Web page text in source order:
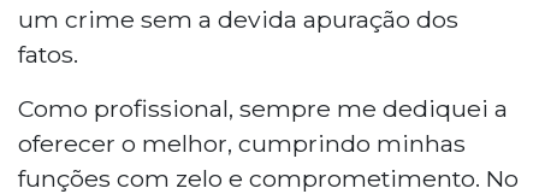
um crime sem a devida apuração dos
fatos.
Como profissional, sempre me dediquei a
oferecer o melhor, cumprindo minhas
funções com zelo e comprometimento. No